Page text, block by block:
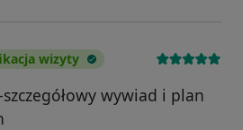
wizyty
szczegółowy wywiad i plan